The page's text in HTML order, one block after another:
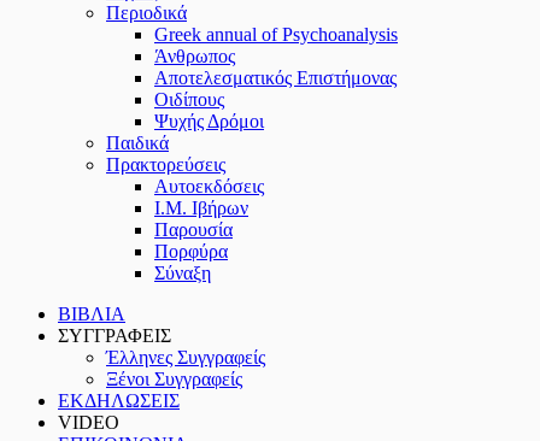
Περιοδικά
Greek annual of Psychoanalysis
Άνθρωπος
Αποτελεσματικός Επιστήμονας
Οιδίπους
Ψυχής Δρόμοι
Παιδικά
Πρακτoρεύσεις
Αυτοεκδόσεις
Ι.Μ. Ιβήρων
Παρουσία
Πορφύρα
Σύναξη
ΒΙΒΛΙΑ
ΣΥΓΓΡΑΦΕΙΣ
Έλληνες Συγγραφείς
Ξένοι Συγγραφείς
ΕΚΔΗΛΩΣΕΙΣ
VIDEO